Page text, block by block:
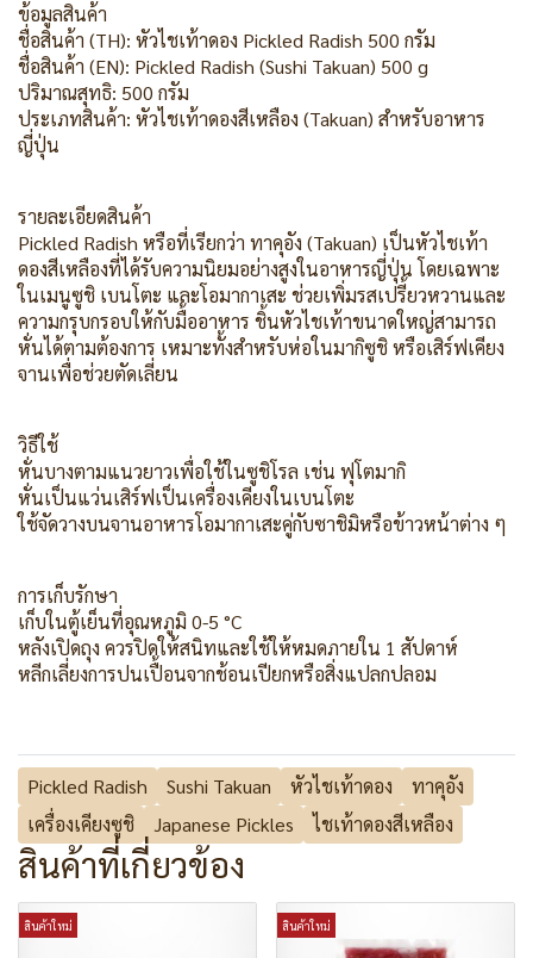
ข้อมูลสินค้า
ชื่อสินค้า (TH): หัวไชเท้าดอง Pickled Radish 500 กรัม
ชื่อสินค้า (EN): Pickled Radish (Sushi Takuan) 500 g
ปริมาณสุทธิ: 500 กรัม
ประเภทสินค้า: หัวไชเท้าดองสีเหลือง (Takuan) สำหรับอาหาร
ญี่ปุ่น
รายละเอียดสินค้า
Pickled Radish หรือที่เรียกว่า ทาคุอัง (Takuan) เป็นหัวไชเท้า
ดองสีเหลืองที่ได้รับความนิยมอย่างสูงในอาหารญี่ปุ่น โดยเฉพาะ
ในเมนูซูชิ เบนโตะ และโอมากาเสะ ช่วยเพิ่มรสเปรี้ยวหวานและ
ความกรุบกรอบให้กับมื้ออาหาร ชิ้นหัวไชเท้าขนาดใหญ่สามารถ
หั่นได้ตามต้องการ เหมาะทั้งสำหรับห่อในมากิซูชิ หรือเสิร์ฟเคียง
จานเพื่อช่วยตัดเลี่ยน
วิธีใช้
หั่นบางตามแนวยาวเพื่อใช้ในซูชิโรล เช่น ฟุโตมากิ
หั่นเป็นแว่นเสิร์ฟเป็นเครื่องเคียงในเบนโตะ
ใช้จัดวางบนจานอาหารโอมากาเสะคู่กับซาชิมิหรือข้าวหน้าต่าง ๆ
การเก็บรักษา
เก็บในตู้เย็นที่อุณหภูมิ 0-5 °C
หลังเปิดถุง ควรปิดให้สนิทและใช้ให้หมดภายใน 1 สัปดาห์
หลีกเลี่ยงการปนเปื้อนจากช้อนเปียกหรือสิ่งแปลกปลอม
Pickled Radish Sushi Takuan หัวไชเท้าดอง
ทาคุอัง
เครื่องเคียงซูชิ
Japanese Pickles ไชเท้าดองสีเหลือง
สินค้าที่เกี่ยวข้อง
สินค้าใหม่ สินค้าใหม่